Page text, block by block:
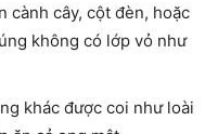
cành cây, cột đèn, hoặc
không có lớp vỏ như
khác được coi như loài